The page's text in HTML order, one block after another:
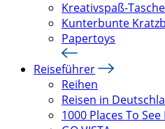
Kreativspaß-
Kunterbunte
Papertoys
Reiseführer
Reihen
Reisen in
1000 Places To